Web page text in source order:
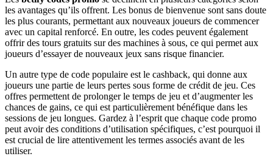
les avantages qu’ils offrent. Les bonus de bienvenue sont sans doute
les plus courants, permettant aux nouveaux joueurs de commencer
avec un capital renforcé. En outre, les codes peuvent également
offrir des tours gratuits sur des machines à sous, ce qui permet aux
joueurs d’essayer de nouveaux jeux sans risque financier.
Un autre type de code populaire est le cashback, qui donne aux
joueurs une partie de leurs pertes sous forme de crédit de jeu. Ces
offres permettent de prolonger le temps de jeu et d’augmenter les
chances de gains, ce qui est particulièrement bénéfique dans les
sessions de jeu longues. Gardez à l’esprit que chaque code promo
peut avoir des conditions d’utilisation spécifiques, c’est pourquoi il
est crucial de lire attentivement les termes associés avant de les
utiliser.